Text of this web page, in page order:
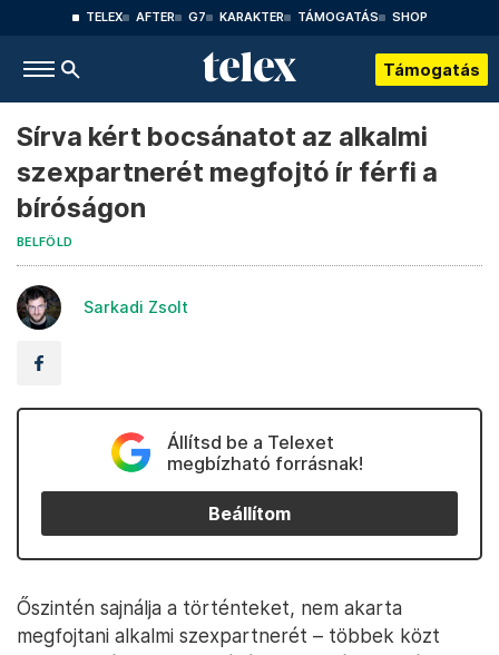
TELEX AFTER G7 KARAKTER TÁMOGATÁS SHOP
Támogatás
Sírva kért bocsánatot az alkalmi
szexpartnerét megfojtó ír férfi a
bíróságon
BELFÖLD
Sarkadi Zsolt
Állítsd be a Telexet
megbízható forrásnak!
Beállítom
Őszintén sajnálja a történteket, nem akarta
megfojtani alkalmi szexpartnerét – többek közt